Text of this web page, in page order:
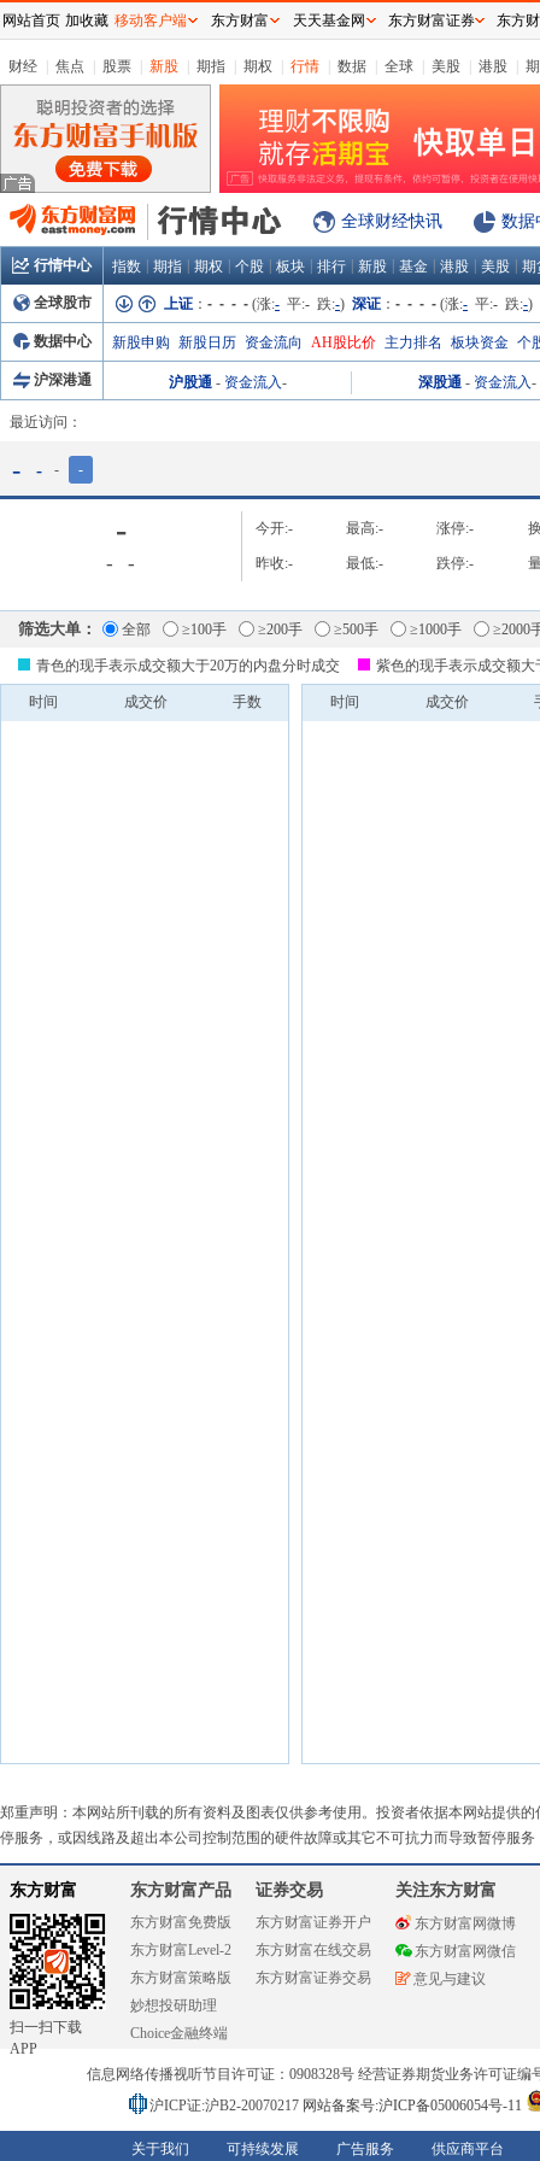
财经 焦点 股票 新股 期指 期权 行情 数据 全球 美股 港股
全球财经快讯 数据
行情中心 指数 期指 期权 个股 板块 排行 新股 基金 港股 美股 期
全球股市 上证 ： - - - - (涨:- 平:- 跌:-) 深证 ： - - - - (涨:- 平:- 跌:-)
数据中心 新股申购 新股日历 资金流向 AH股比价 主力排名 板块资金 个
沪深港通 沪股通 - 资金流入- 深股通 - 资金流入-
最近访问：
- - - -
-
- -
今开:- 最高:- 涨停:-
昨收:- 最低:- 跌停:-
筛选大单： 全部 ≥100手 ≥200手 ≥500手 ≥1000手 ≥2000
青色的现手表示成交额大于20万的内盘分时成交 紫色的现手表示成交额
时间 成交价 手数 时间 成交价
郑重声明：本网站所刊载的所有资料及图表仅供参考使用。投资者依据本网站提供
停服务，或因线路及超出本公司控制范围的硬件故障或其它不可抗力而导致暂停服
东方财富
扫一扫下载
APP
东方财富产品
东方财富免费版
东方财富Level-2
东方财富策略版
妙想投研助理
Choice金融终端
证券交易
东方财富证券开户
东方财富在线交易
东方财富证券交易
关注东方财富
东方财富网微博
东方财富网微信
意见与建议
信息网络传播视听节目许可证：0908328号 经营证券期货业务许可证编
沪ICP证:沪B2-20070217 网站备案号:沪ICP备05006054号-11
关于我们 可持续发展 广告服务 供应商平台
网站首页 加收藏 移动客户端 东方财富 天天基金网 东方财富证券 东方